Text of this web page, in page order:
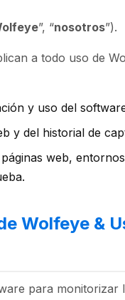
”, “nosotros”).
a todo uso de
y uso del
y del historial de
web,
Wolfeye &
para monitorizar